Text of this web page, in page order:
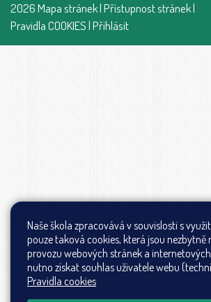
2026Mapa stránek|Přístupnost stránek|
Pravidla COOKIES|Přihlásit
Naše škola zpracovává v souvislosti s
pouze taková cookies, která jsou nezbytně
provozu webových stránek a
nutno získat souhlas uživatele webu
Pravidla cookies